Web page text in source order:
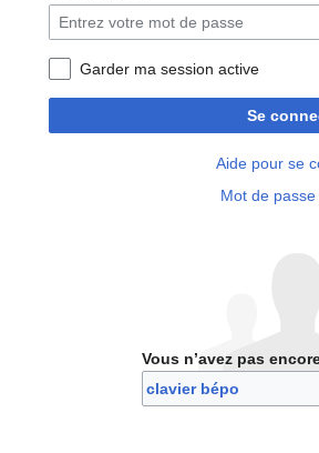
Garder ma session active
Se
Aide pour se
Mot de passe
Vous n’avez pas
Disposition de clavier bépo